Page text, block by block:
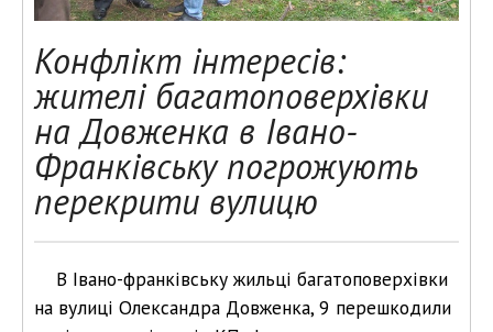
Конфлікт інтересів:
жителі багатоповерхівки
на Довженка в Івано-
Франківську погрожують
перекрити вулицю
В Івано-франківську жильці багатоповерхівки
на вулиці Олександра Довженка, 9 перешкодили